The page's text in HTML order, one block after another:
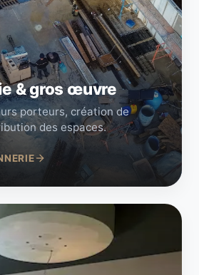
& gros œuvre
porteurs, création de
des espaces.